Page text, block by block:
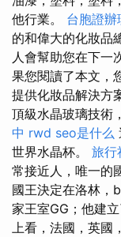
他行業。 台胞證辦
的和偉大的化妝品
人會幫助您在下一
果您閱讀了本文，
提供化妝品解決方
頂級水晶玻璃技術
中 rwd seo是什么
世界水晶杯。 旅行
常接近人，唯一的
國王決定在洛林，
家王室GG；他建
上看，法國，英國